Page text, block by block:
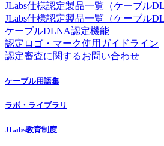
JLabs仕様認定製品一覧（ケーブル
JLabs仕様認定製品一覧（ケーブル
ケーブルDLNA認定機能
認定ロゴ・マーク使用ガイドライン
認定審査に関するお問い合わせ
ケーブル用語集
ラボ・ライブラリ
JLabs教育制度